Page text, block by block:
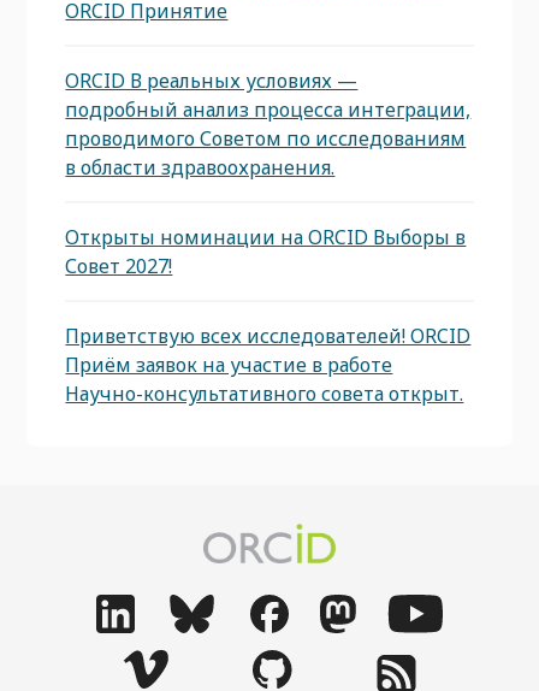
ORCID Принятие
ORCID В реальных условиях —
подробный анализ процесса интеграции,
проводимого Советом по исследованиям
в области здравоохранения.
Открыты номинации на ORCID Выборы в
Совет 2027!
Приветствую всех исследователей! ORCID
Приём заявок на участие в работе
Научно-консультативного совета открыт.